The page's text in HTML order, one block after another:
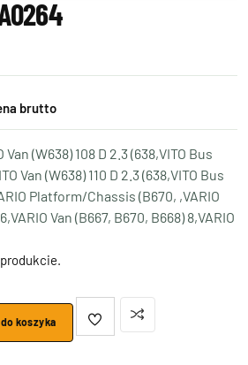
brutto
(W638) 108 D 2.3 (638,VITO Bus
Van (W638) 110 D 2.3 (638,VITO Bus
Platform/Chassis (B670, ,VARIO
Van (B667, B670, B668) 8,VARIO
koszyka